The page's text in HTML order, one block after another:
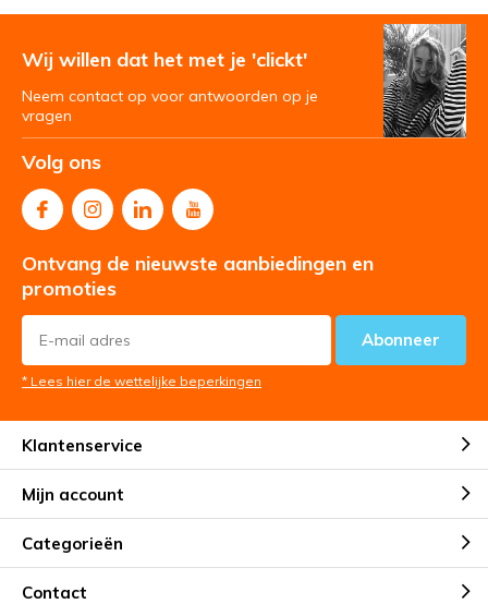
Wij willen dat het met je 'clickt'
Neem contact op voor antwoorden op je
vragen
Volg ons
Ontvang de nieuwste aanbiedingen en
promoties
Abonneer
* Lees hier de wettelijke beperkingen
Klantenservice
Mijn account
Categorieën
Contact